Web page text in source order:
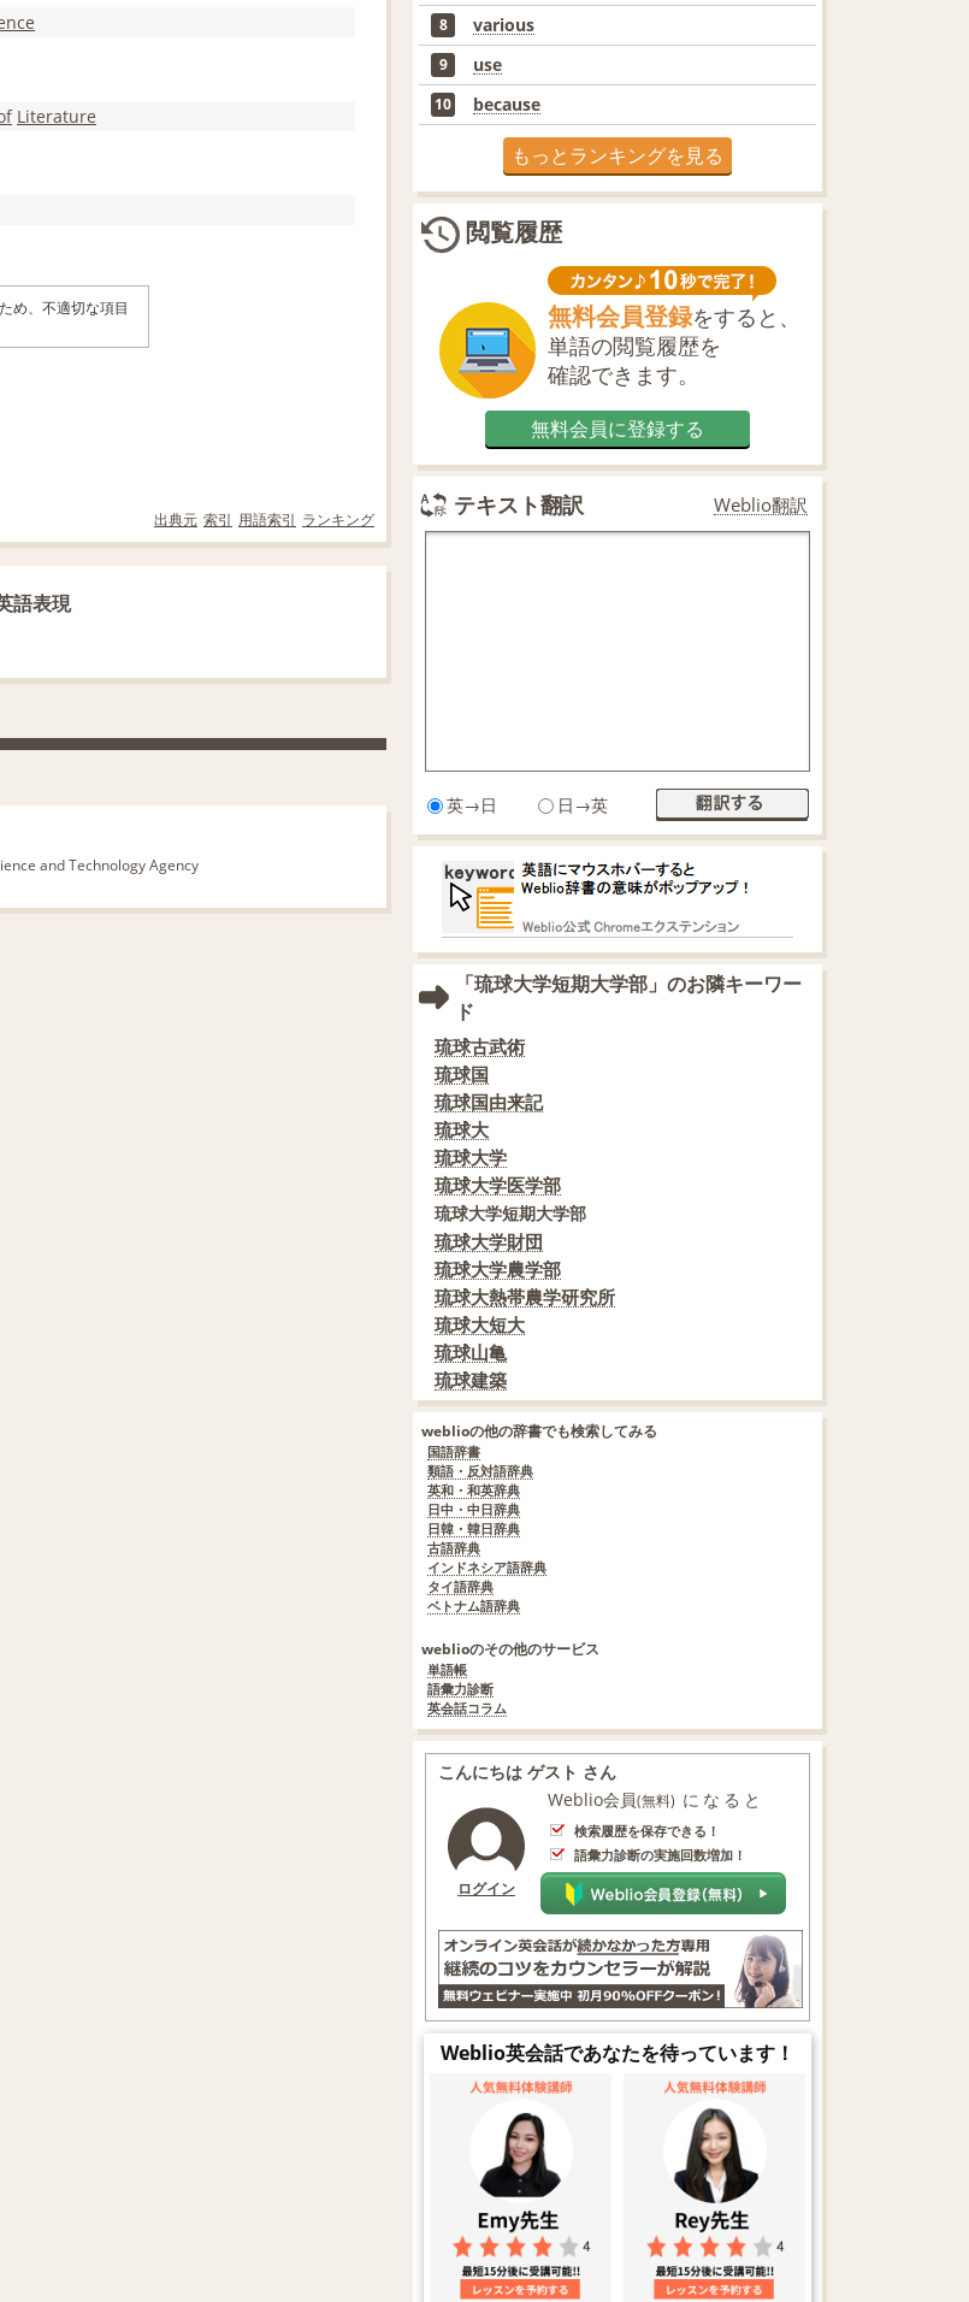
Literature
め、不適切な項目
出典元 索引 用語索引 ランキング
語表現
and Technology Agency
8 various
9 use
10 because
もっとランキングを見る
閲覧履歴
無料会員登録をすると、
単語の閲覧履歴を
確認できます。
無料会員に登録する
テキスト翻訳 Weblio翻訳
英→日 日→英
「琉球大学短期大学部」のお隣キーワー
ド
琉球古武術
琉球国
琉球国由来記
琉球大
琉球大学
琉球大学医学部
琉球大学短期大学部
琉球大学財団
琉球大学農学部
琉球大熱帯農学研究所
琉球大短大
琉球山亀
琉球建築
weblioの他の辞書でも検索してみる
国語辞書
類語・反対語辞典
英和・和英辞典
日中・中日辞典
日韓・韓日辞典
古語辞典
インドネシア語辞典
タイ語辞典
ベトナム語辞典
weblioのその他のサービス
単語帳
語彙力診断
英会話コラム
こんにちは ゲスト さん
ログイン
Weblio会員(無料) になると
検索履歴を保存できる！
語彙力診断の実施回数増加！
Weblio英会話であなたを待っています！